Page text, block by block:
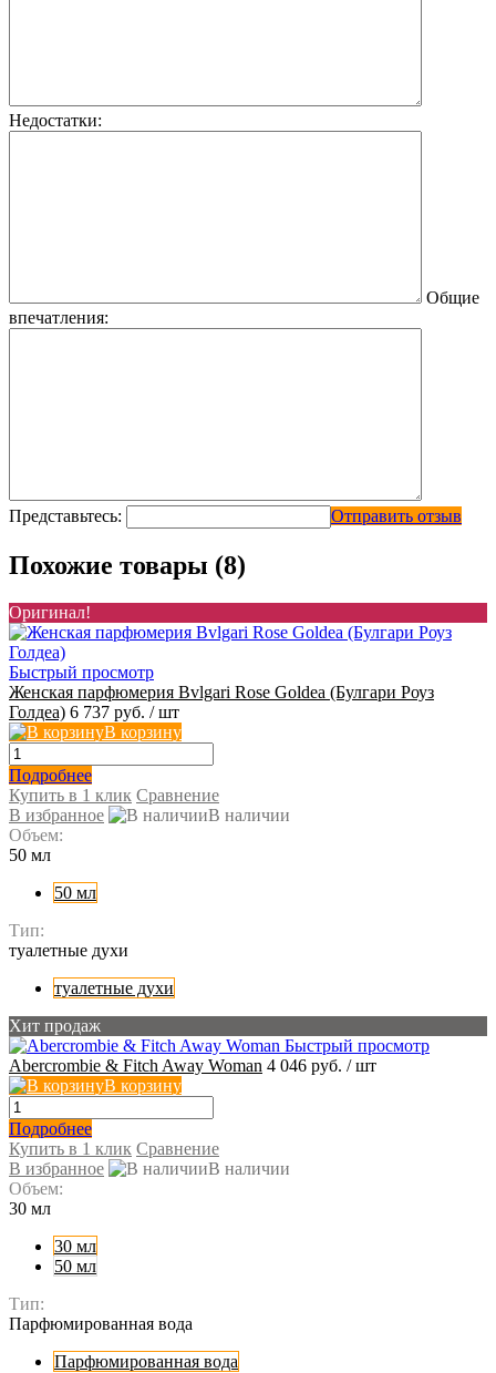
Недостатки:
Общие
впечатления:
Представьтесь: Отправить отзыв
Похожие товары (8)
Оригинал!
Быстрый просмотр
Женская парфюмерия Bvlgari Rose Goldea (Булгари Роуз
Голдеа) 6 737 руб. / шт
В корзину
Подробнее
Купить в 1 клик Сравнение
В избранное
В наличии
Объем:
50 мл
50 мл
Тип:
туалетные духи
туалетные духи
Хит продаж
Быстрый просмотр
Abercrombie & Fitch Away Woman 4 046 руб. / шт
В корзину
Подробнее
Купить в 1 клик Сравнение
В избранное
В наличии
Объем:
30 мл
30 мл
50 мл
Тип:
Парфюмированная вода
Парфюмированная вода